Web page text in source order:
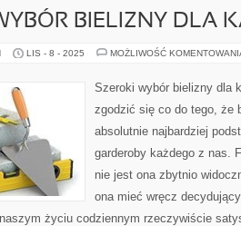
BIELIZNY DLA
LIS - 8 - 2025 MOŻLIWOŚĆ
Szeroki wybór bielizny dla
zgodzić się co do tego, że
absolutnie najbardziej
garderoby każdego z nas.
nie jest ona zbytnio
ona mieć wręcz
życiu codziennym rzeczywiście